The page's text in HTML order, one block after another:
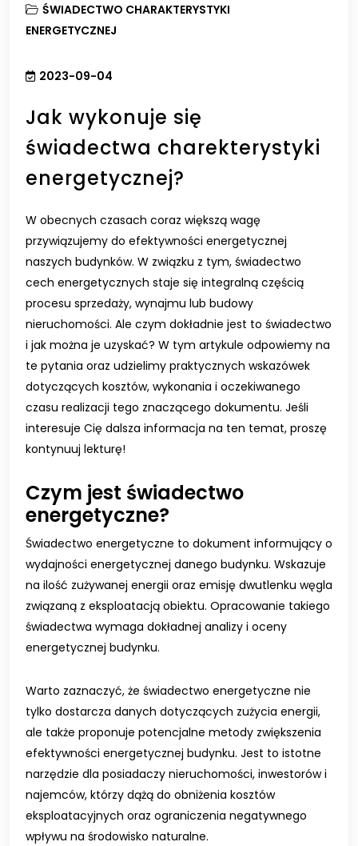
ŚWIADECTWO CHARAKTERYSTYKI
ENERGETYCZNEJ
2023-09-04
Jak wykonuje się
świadectwa charekterystyki
energetycznej?
W obecnych czasach coraz większą wagę
przywiązujemy do efektywności energetycznej
naszych budynków. W związku z tym, świadectwo
cech energetycznych staje się integralną częścią
procesu sprzedaży, wynajmu lub budowy
nieruchomości. Ale czym dokładnie jest to świadectwo
i jak można je uzyskać? W tym artykule odpowiemy na
te pytania oraz udzielimy praktycznych wskazówek
dotyczących kosztów, wykonania i oczekiwanego
czasu realizacji tego znaczącego dokumentu. Jeśli
interesuje Cię dalsza informacja na ten temat, proszę
kontynuuj lekturę!
Czym jest świadectwo
energetyczne?
Świadectwo energetyczne to dokument informujący o
wydajności energetycznej danego budynku. Wskazuje
na ilość zużywanej energii oraz emisję dwutlenku węgla
związaną z eksploatacją obiektu. Opracowanie takiego
świadectwa wymaga dokładnej analizy i oceny
energetycznej budynku.
Warto zaznaczyć, że świadectwo energetyczne nie
tylko dostarcza danych dotyczących zużycia energii,
ale także proponuje potencjalne metody zwiększenia
efektywności energetycznej budynku. Jest to istotne
narzędzie dla posiadaczy nieruchomości, inwestorów i
najemców, którzy dążą do obniżenia kosztów
eksploatacyjnych oraz ograniczenia negatywnego
wpływu na środowisko naturalne.